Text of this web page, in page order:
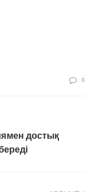
0
достық